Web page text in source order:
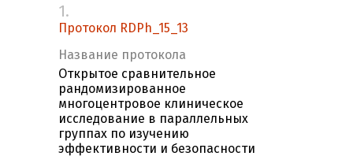
1.
Протокол RDPh_15_13
Название протокола
Открытое сравнительное
рандомизированное
многоцентровое клиническое
исследование в параллельных
группах по изучению
эффективности и безопасности